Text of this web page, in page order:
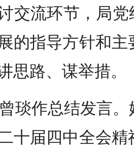
交流环节，局
的指导方针和
思路、谋举措。
琰作总结发言
十届四中全会